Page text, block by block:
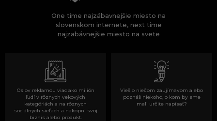
One time najzábavnejšie miesto na
slovenskom internete, next time
najzabávnejšie miesto na svete
Oslov reklamou viac ako milión
ľudí v rôznych vekových
kategóriách a na rôznych
sociálnych sieťach a nakopni svoj
biznis alebo produkt.
Vieš o niečom zaujímavom alebo
poznáš niekoho, o kom by sme
mali určite napísať?